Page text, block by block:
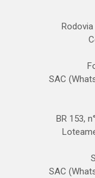
SAC
BR 153,
SAC